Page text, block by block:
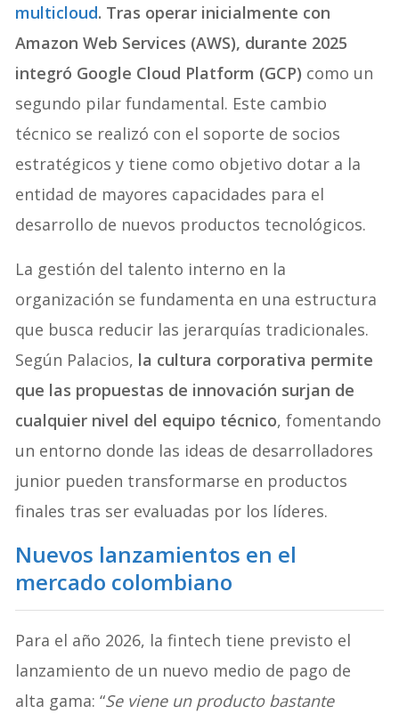
multicloud. Tras operar inicialmente con
Amazon Web Services (AWS), durante 2025
integró Google Cloud Platform (GCP) como un
segundo pilar fundamental. Este cambio
técnico se realizó con el soporte de socios
estratégicos y tiene como objetivo dotar a la
entidad de mayores capacidades para el
desarrollo de nuevos productos tecnológicos.
La gestión del talento interno en la
organización se fundamenta en una estructura
que busca reducir las jerarquías tradicionales.
Según Palacios, la cultura corporativa permite
que las propuestas de innovación surjan de
cualquier nivel del equipo técnico, fomentando
un entorno donde las ideas de desarrolladores
junior pueden transformarse en productos
finales tras ser evaluadas por los líderes.
Nuevos lanzamientos en el
mercado colombiano
Para el año 2026, la fintech tiene previsto el
lanzamiento de un nuevo medio de pago de
alta gama: “Se viene un producto bastante